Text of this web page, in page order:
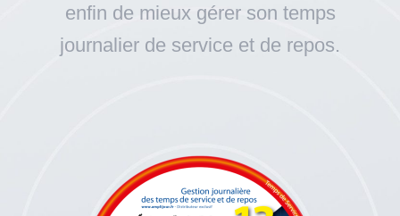
enfin de mieux gérer son temps
journalier de service et de repos.